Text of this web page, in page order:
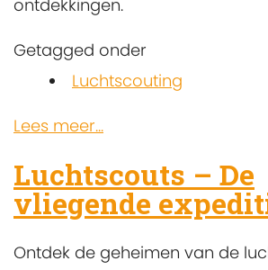
ontdekkingen.
Getagged onder
Luchtscouting
Lees meer...
Luchtscouts – De
vliegende
Ontdek de geheimen van de